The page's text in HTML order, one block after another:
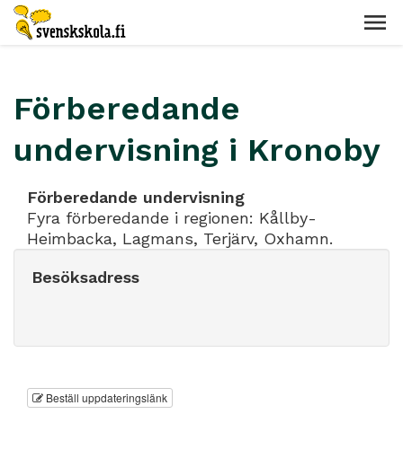
Förberedande
undervisning i Kronoby
Förberedande undervisning
Fyra förberedande i regionen: Kållby-
Heimbacka, Lagmans, Terjärv, Oxhamn.
Besöksadress
Beställ uppdateringslänk